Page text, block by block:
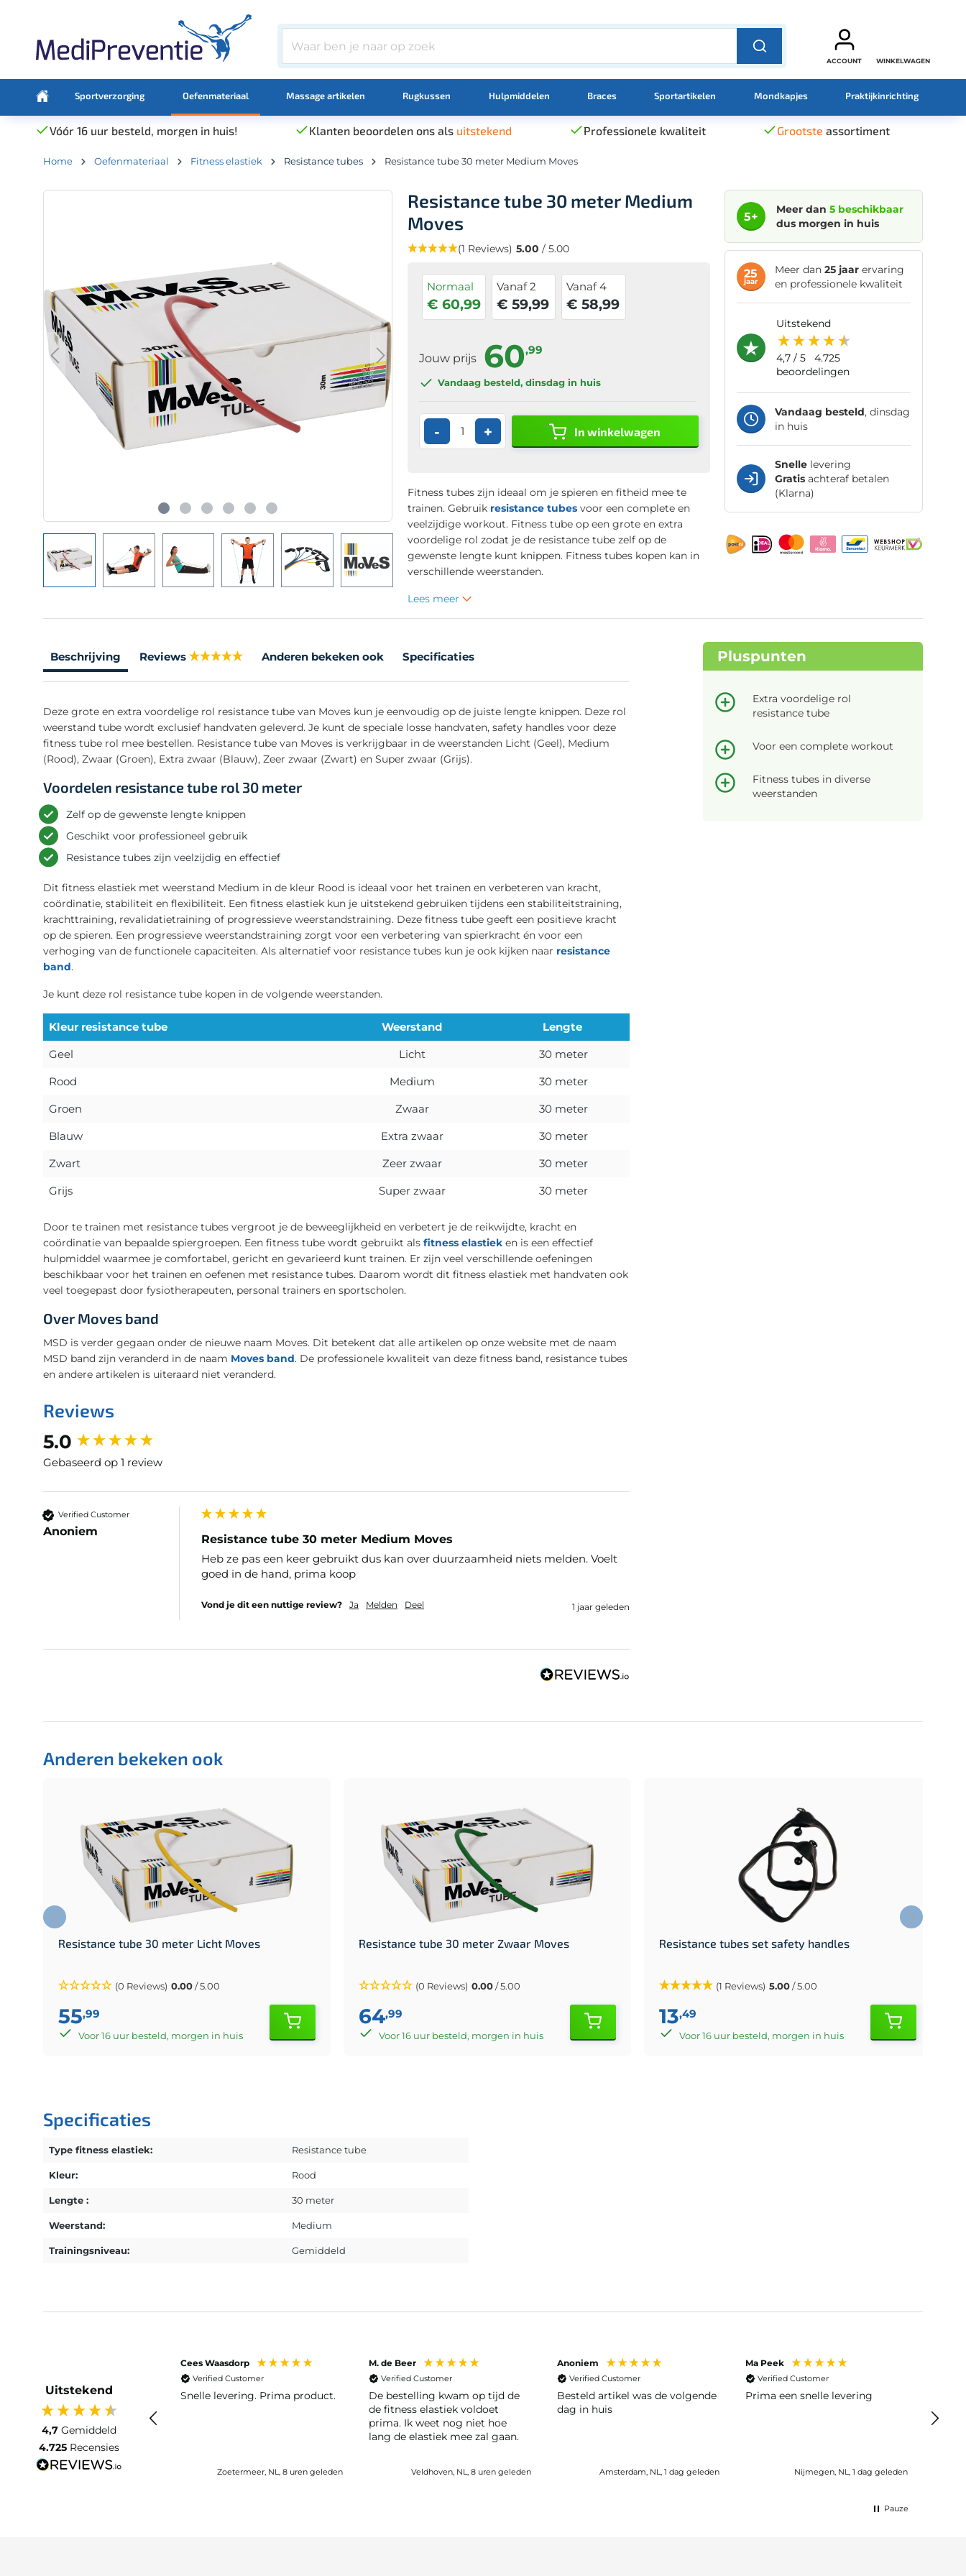
ACCOUNT WINKELWAGEN
Sportverzorging Oefenmateriaal Massage artikelen Rugkussen Hulpmiddelen Braces Sportartikelen Mondkapjes Praktijkinrichting
Vóór 16 uur besteld, morgen in huis! Klanten beoordelen ons als uitstekend Professionele kwaliteit Grootste assortiment
Home Oefenmateriaal Fitness elastiek Resistance tubes Resistance tube 30 meter Medium Moves
Resistance tube 30 meter Medium
Moves
(1 Reviews) 5.00 / 5.00
Normaal
€ 60,99
Vanaf 2
€ 59,99
Vanaf 4
€ 58,99
Jouw prijs 60,99
Vandaag besteld, dinsdag in huis
- + In winkelwagen
Fitness tubes zijn ideaal om je spieren en fitheid mee te
trainen. Gebruik resistance tubesvoor een complete en
veelzijdige workout. Fitness tube op een grote en extra
voordelige rol zodat je de resistance tube zelf op de
gewenste lengte kunt knippen. Fitness tubes kopen kan in
verschillende weerstanden.
Lees meer
5+
Meer dan 5 beschikbaar
dus morgen in huis
25
jaar
Meer dan 25 jaarervaring
en professionele kwaliteit
uitstekend
4,7/ 5
4.725
beoordelingen
Vandaag besteld, dinsdag
in huis
Snellelevering
Gratisachteraf betalen
(Klarna)
Beschrijving Reviews Anderen bekeken ook Specificaties
Deze grote en extra voordelige rol resistance tube van Moves kun je eenvoudig op de juiste lengte knippen. Deze rol
weerstand tube wordt exclusief handvaten geleverd. Je kunt de speciale losse handvaten, safety handles voor deze
fitness tube rol mee bestellen. Resistance tube van Moves is verkrijgbaar in de weerstanden Licht (Geel), Medium
(Rood), Zwaar (Groen), Extra zwaar (Blauw), Zeer zwaar (Zwart) en Super zwaar (Grijs).
Voordelen resistance tube rol 30 meter
Zelf op de gewenste lengte knippen
Geschikt voor professioneel gebruik
Resistance tubes zijn veelzijdig en effectief
Dit fitness elastiek met weerstand Medium in de kleur Rood is ideaal voor het trainen en verbeteren van kracht,
coördinatie, stabiliteit en flexibiliteit. Een fitness elastiek kun je uitstekend gebruiken tijdens een stabiliteitstraining,
krachttraining, revalidatietraining of progressieve weerstandstraining. Deze fitness tube geeft een positieve kracht
op de spieren. Een progressieve weerstandstraining zorgt voor een verbetering van spierkracht én voor een
verhoging van de functionele capaciteiten. Als alternatief voor resistance tubes kun je ook kijken naar resistance
band.
Je kunt deze rol resistance tube kopen in de volgende weerstanden.
Kleur resistance tube Weerstand
Lengte
Geel
Licht
30 meter
Rood
Medium
30 meter
Groen
Zwaar
30 meter
Blauw
Extra zwaar
30 meter
Zwart
Zeer zwaar
30 meter
Grijs
Super zwaar 30 meter
Door te trainen met resistance tubes vergroot je de beweeglijkheid en verbetert je de reikwijdte, kracht en
coördinatie van bepaalde spiergroepen. Een fitness tube wordt gebruikt als fitness elastiek en is een effectief
hulpmiddel waarmee je comfortabel, gericht en gevarieerd kunt trainen. Er zijn veel verschillende oefeningen
beschikbaar voor het trainen en oefenen met resistance tubes. Daarom wordt dit fitness elastiek met handvaten ook
veel toegepast door fysiotherapeuten, personal trainers en sportscholen.
Over Moves band
MSD is verder gegaan onder de nieuwe naam Moves. Dit betekent dat alle artikelen op onze website met de naam
MSD band zijn veranderd in de naam Moves band. De professionele kwaliteit van deze fitness band, resistance tubes
en andere artikelen is uiteraard niet veranderd.
Reviews
5.0
Gebaseerd op 1 review
Verified Customer
Anoniem
Resistance tube 30 meter Medium Moves
Heb ze pas een keer gebruikt dus kan over duurzaamheid niets melden. Voelt
goed in de hand, prima koop
Vond je dit een nuttige review? Ja Melden Deel 1 jaar geleden
New content loaded
Pluspunten
Extra voordelige rol
resistance tube
Voor een complete workout
Fitness tubes in diverse
weerstanden
Anderen bekeken ook
Resistance tube 30 meter Licht Moves
(0 Reviews) 0.00/ 5.00
55,99
Voor 16 uur besteld, morgen in huis
Resistance tube 30 meter Zwaar Moves
(0 Reviews) 0.00/ 5.00
64,99
Voor 16 uur besteld, morgen in huis
Resistance tubes set safety handles
(1 Reviews) 5.00/ 5.00
13,49
Voor 16 uur besteld, morgen in huis
Specificaties
Type fitness elastiek: Resistance tube
Kleur: Rood
Lengte : 30 meter
Weerstand: Medium
Trainingsniveau: Gemiddeld
Uitstekend
4,7 Gemiddeld
4.725 Recensies
Cees Waasdorp
Verified Customer
Snelle levering. Prima product.
Zoetermeer, NL, 8 uren geleden
M. de Beer
Verified Customer
De bestelling kwam op tijd de
de fitness elastiek voldoet
prima. Ik weet nog niet hoe
lang de elastiek mee zal gaan.
Veldhoven, NL, 8 uren geleden
Anoniem
Verified Customer
Besteld artikel was de volgende
dag in huis
Amsterdam, NL, 1 dag geleden
Ma Peek
Verified Customer
Prima een snelle levering
Nijmegen, NL, 1 dag geleden
Pauze